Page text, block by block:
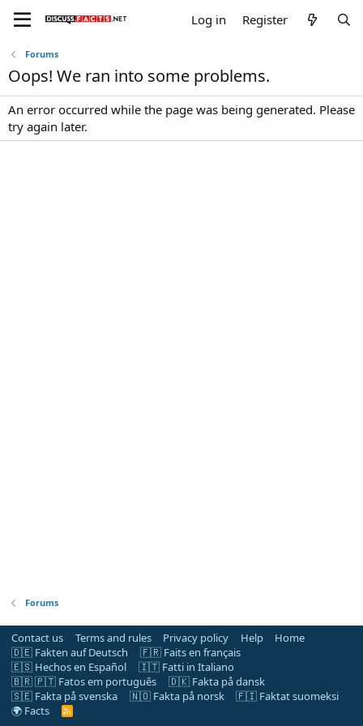
Log in Register
Forums
Oops! We ran into some problems.
An error occurred while the page was being generated. Please
try again later.
Forums
Contact us Terms and rules Privacy policy Help
Home
🇩🇪 Fakten auf Deutsch
🇫🇷 Faits en français
🇪🇸 Hechos en Español
🇮🇹 Fatti in Italiano
🇧🇷 🇵🇹 Fatos em português
🇩🇰 Fakta på dansk
🇸🇪 Fakta på svenska
🇳🇴 Fakta på norsk
🇫🇮 Faktat suomeksi
🌍 Facts
R